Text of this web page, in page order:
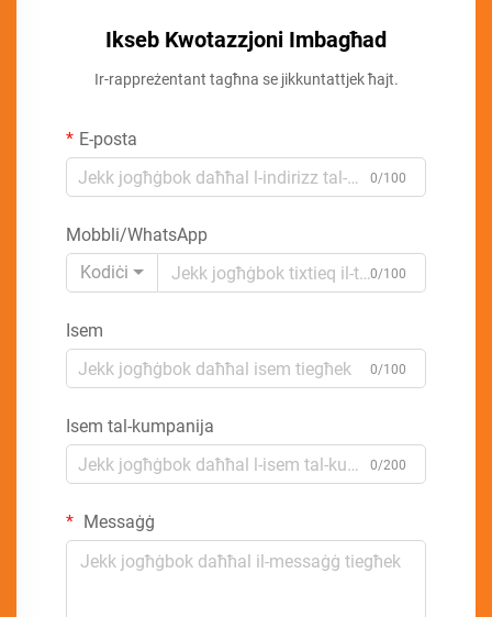
Ikseb Kwotazzjoni Imbagħad
Ir-rappreżentant tagħna se jikkuntattjek ħajt.
E-posta
0/100
Mobbli/WhatsApp
Kodiċi
0/100
Isem
0/100
Isem tal-kumpanija
0/200
Messaġġ